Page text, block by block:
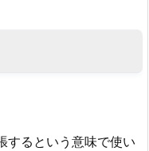
するという意味で使い